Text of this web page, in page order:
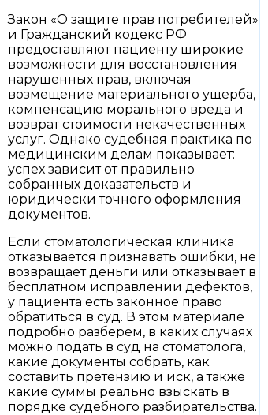
Закон «О защите прав потребителей»
и Гражданский кодекс РФ
предоставляют пациенту широкие
возможности для восстановления
нарушенных прав, включая
возмещение материального ущерба,
компенсацию морального вреда и
возврат стоимости некачественных
услуг. Однако судебная практика по
медицинским делам показывает:
успех зависит от правильно
собранных доказательств и
юридически точного оформления
документов.
Если стоматологическая клиника
отказывается признавать ошибки, не
возвращает деньги или отказывает в
бесплатном исправлении дефектов,
у пациента есть законное право
обратиться в суд. В этом материале
подробно разберём, в каких случаях
можно подать в суд на стоматолога,
какие документы собрать, как
составить претензию и иск, а также
какие суммы реально взыскать в
порядке судебного разбирательства.